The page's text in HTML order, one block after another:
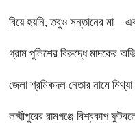
বিয়ে হয়নি, তবুও সন্তানের
গ্রাম পুলিশের বিরুদ্ধে মাদকের
জেলা শ্রমিকদল নেতার নামে
লক্ষ্মীপুরের রামগঞ্জে বিশ্বকাপ